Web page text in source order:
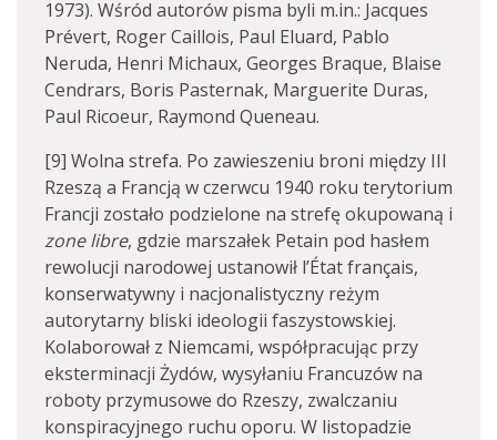
1973). Wśród autorów pisma byli m.in.: Jacques
Prévert, Roger Caillois, Paul Eluard, Pablo
Neruda, Henri Michaux, Georges Braque, Blaise
Cendrars, Boris Pasternak, Marguerite Duras,
Paul Ricoeur, Raymond Queneau.
[9] Wolna strefa. Po zawieszeniu broni między III
Rzeszą a Francją w czerwcu 1940 roku terytorium
Francji zostało podzielone na strefę okupowaną i
zone libre, gdzie marszałek Petain pod hasłem
rewolucji narodowej ustanowił l’État français,
konserwatywny i nacjonalistyczny reżym
autorytarny bliski ideologii faszystowskiej.
Kolaborował z Niemcami, współpracując przy
eksterminacji Żydów, wysyłaniu Francuzów na
roboty przymusowe do Rzeszy, zwalczaniu
konspiracyjnego ruchu oporu. W listopadzie